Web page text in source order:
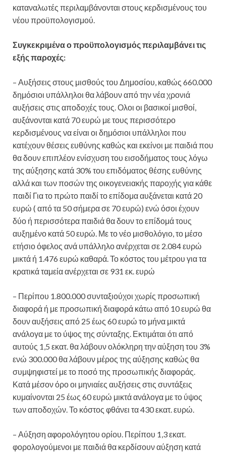
καταναλωτές περιλαμβάνονται στους κερδισμένους του
νέου προϋπολογισμού.
Συγκεκριμένα ο προϋπολογισμός περιλαμβάνει τις
εξής παροχές:
– Αυξήσεις στους μισθούς του Δημοσίου, καθώς 660.000
δημόσιοι υπάλληλοι θα λάβουν από την νέα χρονιά
αυξήσεις στις αποδοχές τους. Ολοι οι βασικοί μισθοί,
αυξάνονται κατά 70 ευρώ με τους περισσότερο
κερδισμένους να είναι οι δημόσιοι υπάλληλοι που
κατέχουν θέσεις ευθύνης καθώς και εκείνοι με παιδιά που
θα δουν επιπλέον ενίσχυση του εισοδήματος τους λόγω
της αύξησης κατά 30% του επιδόματος θέσης ευθύνης
αλλά και των ποσών της οικογενειακής παροχής για κάθε
παιδί Για το πρώτο παιδί το επίδομα αυξάνεται κατά 20
ευρώ ( από τα 50 σήμερα σε 70 ευρώ) ενώ όσοι έχουν
δύο ή περισσότερα παιδιά θα δουν το επίδομά τους
αυξημένο κατά 50 ευρώ. Με το νέο μισθολόγιο, το μέσο
ετήσιο όφελος ανά υπάλληλο ανέρχεται σε 2.084 ευρώ
μικτά ή 1.476 ευρώ καθαρά. Το κόστος του μέτρου για τα
κρατικά ταμεία ανέρχεται σε 931 εκ. ευρώ
– Περίπου 1.800.000 συνταξιούχοι χωρίς προσωπική
διαφορά ή με προσωπική διαφορά κάτω από 10 ευρώ θα
δουν αυξήσεις από 25 έως 60 ευρώ το μήνα μικτά
ανάλογα με το ύψος της σύνταξης. Εκτιμάται ότι από
αυτούς 1,5 εκατ. θα λάβουν ολόκληρη την αύξηση του 3%
ενώ 300.000 θα λάβουν μέρος της αύξησης καθώς θα
συμψηφιστεί με το ποσό της προσωπικής διαφοράς.
Κατά μέσον όρο οι μηνιαίες αυξήσεις στις συντάξεις
κυμαίνονται 25 έως 60 ευρώ μικτά ανάλογα με το ύψος
των αποδοχών. Το κόστος φθάνει τα 430 εκατ. ευρώ.
– Αύξηση αφορολόγητου ορίου. Περίπου 1,3 εκατ.
φορολογούμενοι με παιδιά θα κερδίσουν αύξηση κατά